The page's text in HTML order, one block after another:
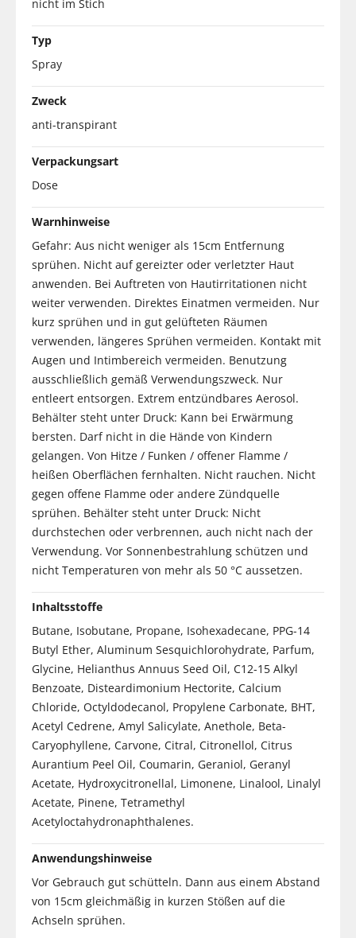
nicht im Stich
Typ
Spray
Zweck
anti-transpirant
Verpackungsart
Dose
Warnhinweise
Gefahr: Aus nicht weniger als 15cm Entfernung
sprühen. Nicht auf gereizter oder verletzter Haut
anwenden. Bei Auftreten von Hautirritationen nicht
weiter verwenden. Direktes Einatmen vermeiden. Nur
kurz sprühen und in gut gelüfteten Räumen
verwenden, längeres Sprühen vermeiden. Kontakt mit
Augen und Intimbereich vermeiden. Benutzung
ausschließlich gemäß Verwendungszweck. Nur
entleert entsorgen. Extrem entzündbares Aerosol.
Behälter steht unter Druck: Kann bei Erwärmung
bersten. Darf nicht in die Hände von Kindern
gelangen. Von Hitze / Funken / offener Flamme /
heißen Oberflächen fernhalten. Nicht rauchen. Nicht
gegen offene Flamme oder andere Zündquelle
sprühen. Behälter steht unter Druck: Nicht
durchstechen oder verbrennen, auch nicht nach der
Verwendung. Vor Sonnenbestrahlung schützen und
nicht Temperaturen von mehr als 50 °C aussetzen.
Inhaltsstoffe
Butane, Isobutane, Propane, Isohexadecane, PPG-14
Butyl Ether, Aluminum Sesquichlorohydrate, Parfum,
Glycine, Helianthus Annuus Seed Oil, C12-15 Alkyl
Benzoate, Disteardimonium Hectorite, Calcium
Chloride, Octyldodecanol, Propylene Carbonate, BHT,
Acetyl Cedrene, Amyl Salicylate, Anethole, Beta-
Caryophyllene, Carvone, Citral, Citronellol, Citrus
Aurantium Peel Oil, Coumarin, Geraniol, Geranyl
Acetate, Hydroxycitronellal, Limonene, Linalool, Linalyl
Acetate, Pinene, Tetramethyl
Acetyloctahydronaphthalenes.
Anwendungshinweise
Vor Gebrauch gut schütteln. Dann aus einem Abstand
von 15cm gleichmäßig in kurzen Stößen auf die
Achseln sprühen.